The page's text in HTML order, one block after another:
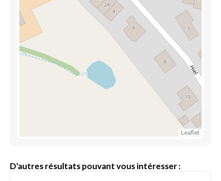
Leaflet
D'autres résultats pouvant vous intéresser :